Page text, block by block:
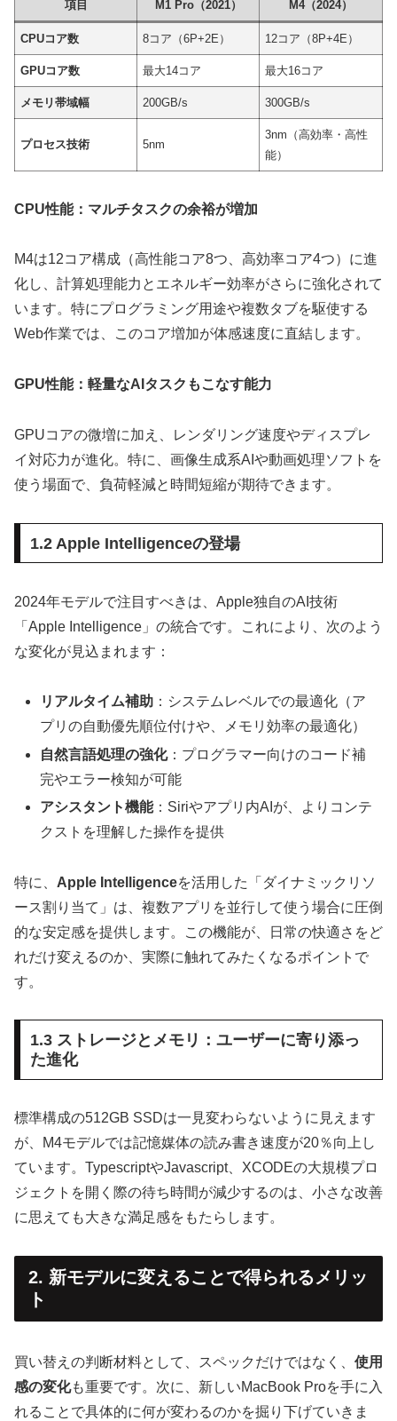
項目 M1 Pro（2021） M4（2024）
CPUコア数 8コア（6P+2E） 12コア（8P+4E）
GPUコア数 最大14コア 最大16コア
メモリ帯域幅 200GB/s 300GB/s
プロセス技術 5nm
3nm（高効率・高性
能）
CPU性能：マルチタスクの余裕が増加
M4は12コア構成（高性能コア8つ、高効率コア4つ）に進
化し、計算処理能力とエネルギー効率がさらに強化されて
います。特にプログラミング用途や複数タブを駆使する
Web作業では、このコア増加が体感速度に直結します。
GPU性能：軽量なAIタスクもこなす能力
GPUコアの微増に加え、レンダリング速度やディスプレ
イ対応力が進化。特に、画像生成系AIや動画処理ソフトを
使う場面で、負荷軽減と時間短縮が期待できます。
1.2 Apple Intelligenceの登場
2024年モデルで注目すべきは、Apple独自のAI技術
「Apple Intelligence」の統合です。これにより、次のよう
な変化が見込まれます：
リアルタイム補助 ：システムレベルでの最適化（ア
プリの自動優先順位付けや、メモリ効率の最適化）
自然言語処理の強化：プログラマー向けのコード補
完やエラー検知が可能
アシスタント機能：Siriやアプリ内AIが、よりコンテ
クストを理解した操作を提供
特に、 Apple Intelligenceを活用した「ダイナミックリソ
ース割り当て」は、複数アプリを並行して使う場合に圧倒
的な安定感を提供します。この機能が、日常の快適さをど
れだけ変えるのか、実際に触れてみたくなるポイントで
す。
1.3 ストレージとメモリ：ユーザーに寄り添っ
た進化
標準構成の512GB SSDは一見変わらないように見えます
が、M4モデルでは記憶媒体の読み書き速度が20％向上し
ています。TypescriptやJavascript、XCODEの大規模プロ
ジェクトを開く際の待ち時間が減少するのは、小さな改善
に思えても大きな満足感をもたらします。
2. 新モデルに変えることで得られるメリッ
ト
買い替えの判断材料として、スペックだけではなく、 使用
感の変化も重要です。次に、新しいMacBook Proを手に入
れることで具体的に何が変わるのかを掘り下げていきま